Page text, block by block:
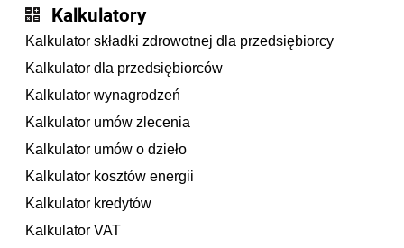
Kalkulatory
Kalkulator składki zdrowotnej dla przedsiębiorcy
Kalkulator dla przedsiębiorców
Kalkulator wynagrodzeń
Kalkulator umów zlecenia
Kalkulator umów o dzieło
Kalkulator kosztów energii
Kalkulator kredytów
Kalkulator VAT